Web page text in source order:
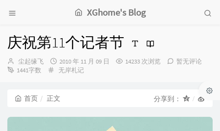
XGhome's Blog
庆祝第11个记者节
博
主：
尘起缘飞
发
布
2010 年 11 月 09 日 14233 次浏览
暂无评论
1441字数
分
无岸札记
首页 正文 分享到：